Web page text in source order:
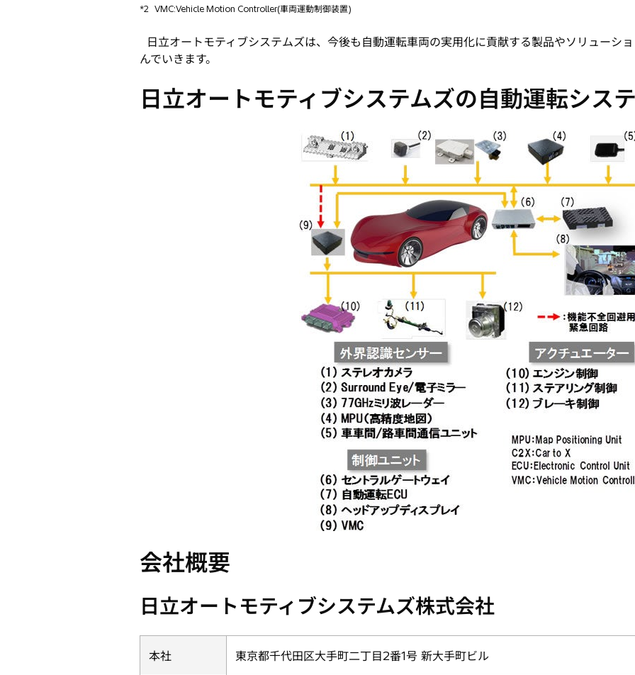
*2 VMC:Vehicle Motion Controller(車両運動制御装置)
日立オートモティブシステムズは、今後も自動運転車両の実用化に貢献する製品やソリューシ
んでいきます。
日立オートモティブシステムズの自動運転シス
会社概要
日立オートモティブシステムズ株式会社
本社 東京都千代田区大手町二丁目2番1号 新大手町ビル